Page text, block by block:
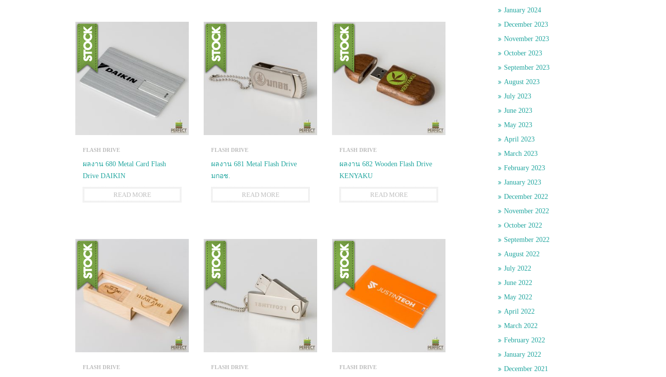
FLASH DRIVE
ผลงาน 680 Metal Card Flash
Drive DAIKIN
READ MORE
FLASH DRIVE
ผลงาน 681 Metal Flash Drive
มกอช.
READ MORE
FLASH DRIVE
ผลงาน 682 Wooden Flash Drive
KENYAKU
READ MORE
FLASH DRIVE FLASH DRIVE FLASH DRIVE
January 2024
December 2023
November 2023
October 2023
September 2023
August 2023
July 2023
June 2023
May 2023
April 2023
March 2023
February 2023
January 2023
December 2022
November 2022
October 2022
September 2022
August 2022
July 2022
June 2022
May 2022
April 2022
March 2022
February 2022
January 2022
December 2021